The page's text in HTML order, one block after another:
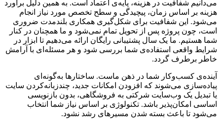
می‌دانیم شفافیت در هزینه، پایه‌ی اعتماد است. به همین دلیل برآورد
هزینه بر اساس زمان، پیچیدگی و سطح تخصص مورد نیاز انجام
می‌شود. این شفافیت برای شکل‌گیری همکاری بلندمدت ضروری
است، چون پروژه پس از تحویل تمام نمی‌شود و ما همچنان در کنار
شما هستیم. ما یک سال پشتیبانی رایگان ارائه می‌دهیم تا ابزار در
شرایط واقعی استفاده‌ی شما بررسی شود و هر مسئله‌ای با آرامش
خاطر برطرف گردد.
آینده‌ی کسب‌وکار شما در ذهن ماست. ساختارها به‌گونه‌ای
پیاده‌سازی می‌شوند که افزودن امکانات جدید، چندزبانه‌کردن سایت
یا تبدیل یک وب‌سایت شرکتی به فروشگاهی، بدون بازنویسی
اساسی امکان‌پذیر باشد. تکنولوژی بر اساس نیاز شما انتخاب
می‌شود تا باعث بسته شدن مسیرهای رشد نشود.